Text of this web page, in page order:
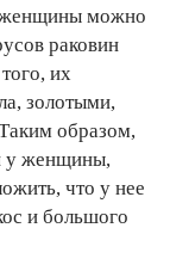
женщины можно
раковин
их
золотыми,
образом,
у женщины,
что у нее
и большого